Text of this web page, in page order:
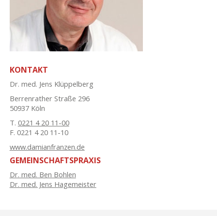
KONTAKT
Dr. med. Jens Klüppelberg
Berrenrather Straße 296
50937 Köln
T. 0221 4 20 11-00
F. 0221 4 20 11-10
www.damianfranzen.de
GEMEINSCHAFTSPRAXIS
Dr. med. Ben Bohlen
Dr. med. Jens Hagemeister